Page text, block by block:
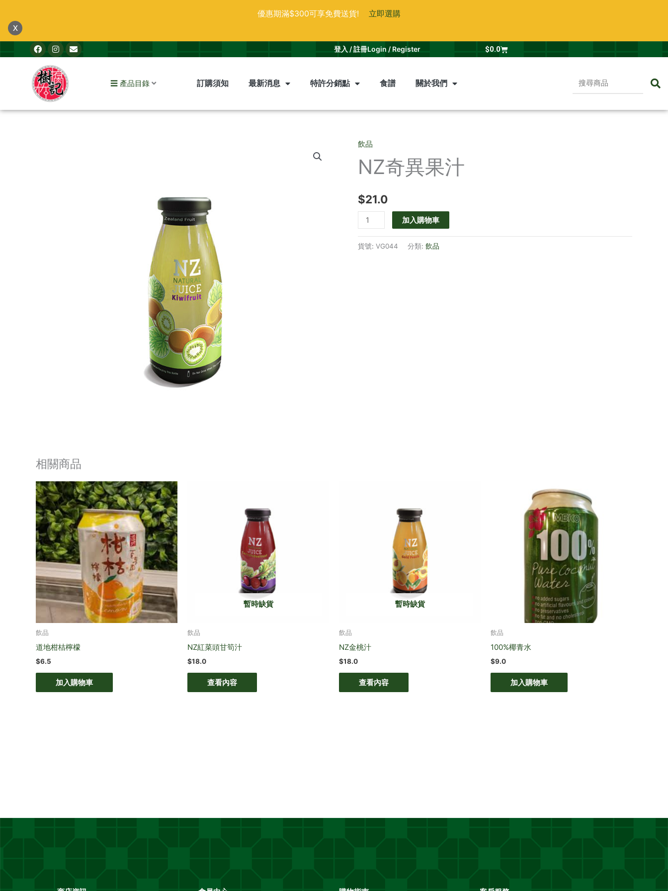
優惠期滿$300可享免費送貨! 立即選購
x
內
F
a
c
e
b
o
o
k
I
n
s
t
a
g
r
a
m
E
n
v
登入 / 註冊Login / Register $0.0Cart
☰ 產品目錄 訂購須知 最新消息 特許分銷點 食譜 關於我們
搜
尋
飲品
NZ奇異果汁
$21.0
NZ
奇
異
汁
數
量
加入購物車
貨號: VG044 分類: 飲品
相關商品
飲品
道地柑桔檸檬
$6.5
加入購物車
暫時缺貨
飲品
NZ紅菜頭甘筍汁
$18.0
查看內容
暫時缺貨
飲品
NZ金桃汁
$18.0
查看內容
飲品
100%椰青水
$9.0
加入購物車